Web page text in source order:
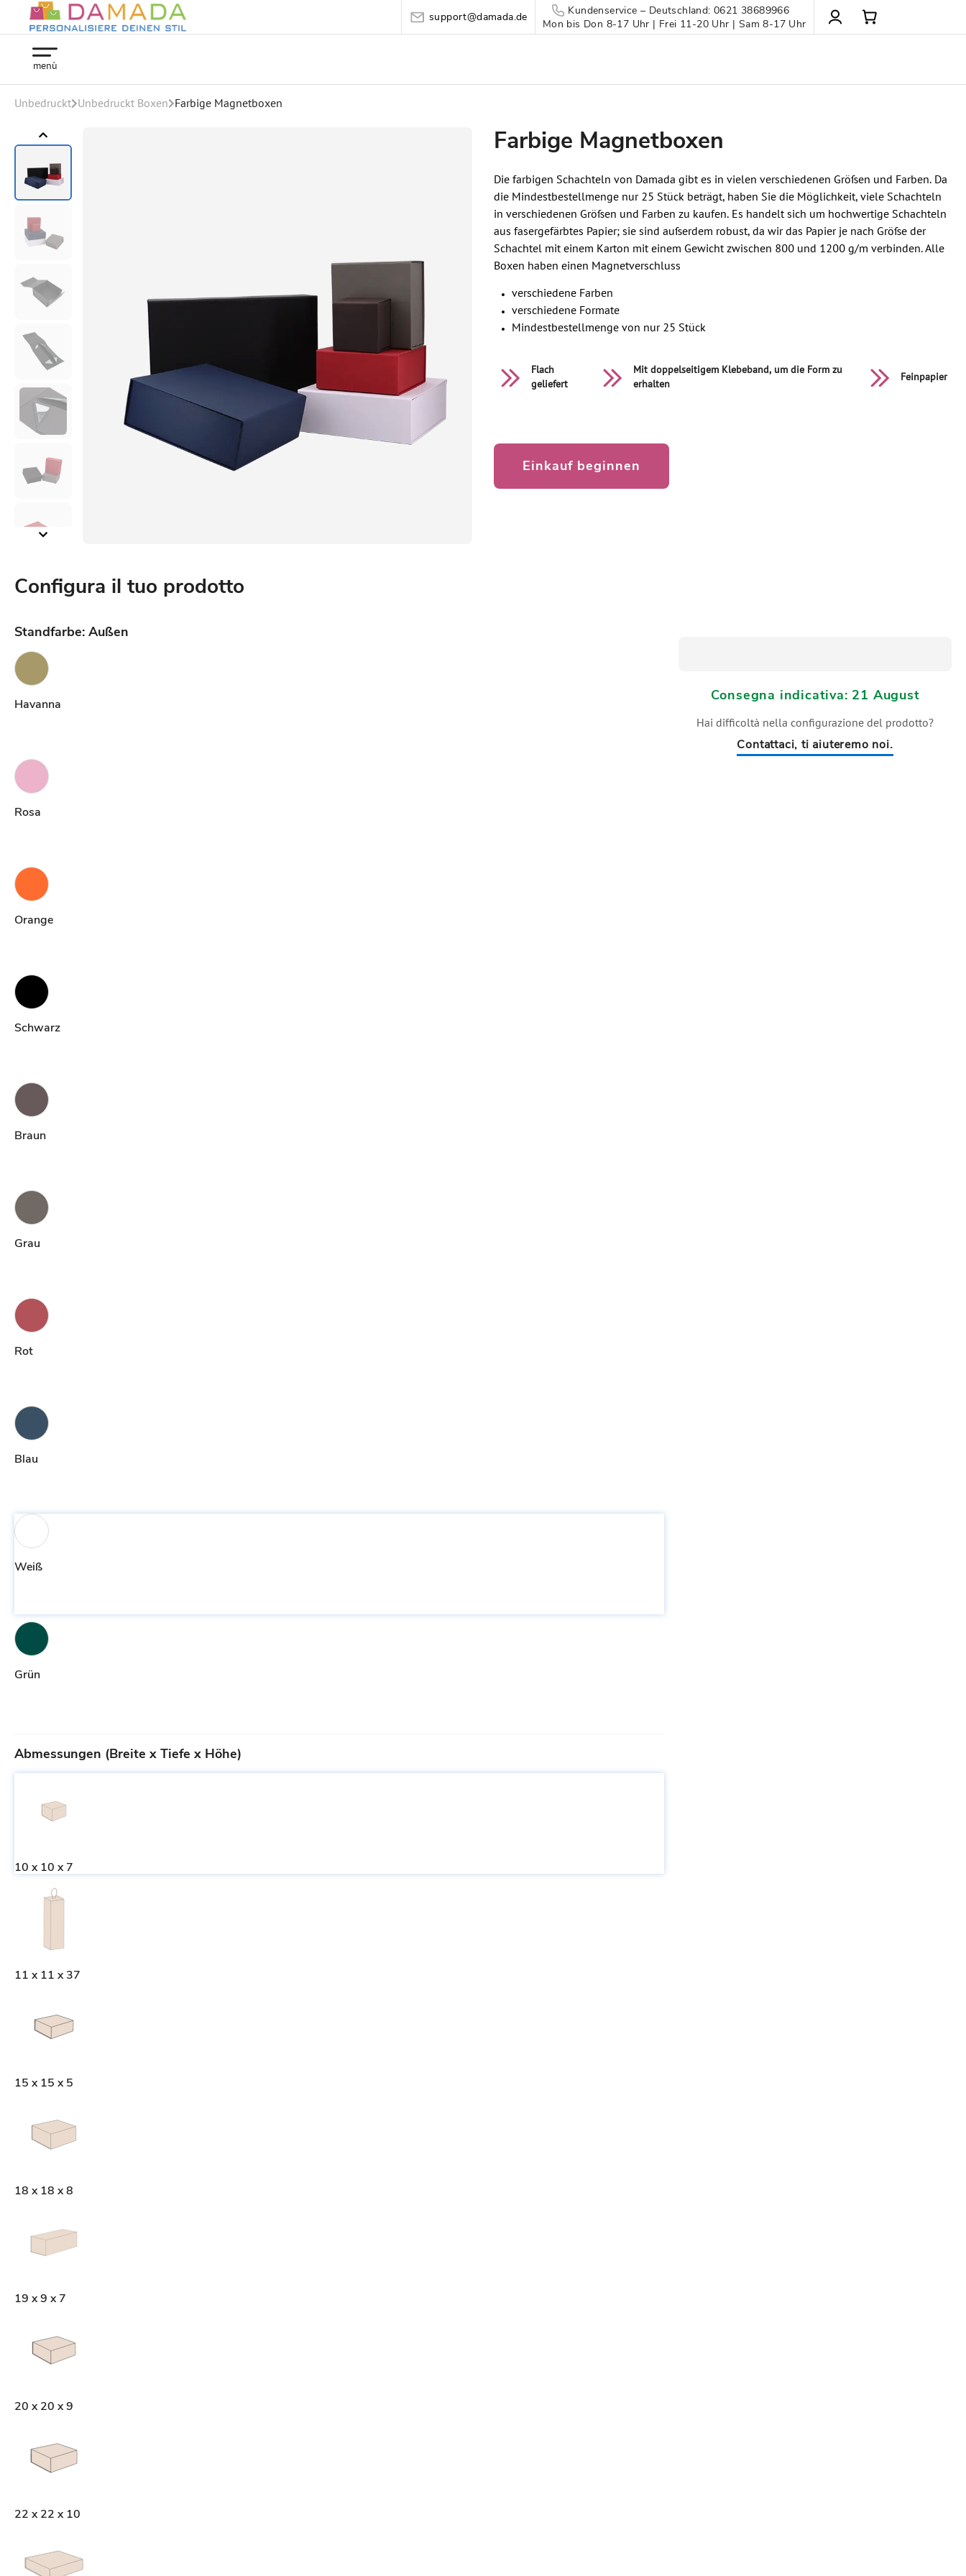
support@damada.de
Kundenservice – Deutschland: 0621 38689966
Mon bis Don 8-17 Uhr | Frei 11-20 Uhr | Sam 8-17 Uhr
menù
Unbedruckt Unbedruckt Boxen Farbige Magnetboxen
Farbige Magnetboxen
Die farbigen Schachteln von Damada gibt es in vielen verschiedenen Größen und Farben. Da
die Mindestbestellmenge nur 25 Stück beträgt, haben Sie die Möglichkeit, viele Schachteln
in verschiedenen Größen und Farben zu kaufen. Es handelt sich um hochwertige Schachteln
aus fasergefärbtes Papier; sie sind außerdem robust, da wir das Papier je nach Größe der
Schachtel mit einem Karton mit einem Gewicht zwischen 800 und 1200 g/m verbinden. Alle
Boxen haben einen Magnetverschluss
verschiedene Farben
verschiedene Formate
Mindestbestellmenge von nur 25 Stück
Flach
geliefert
Mit doppelseitigem Klebeband, um die Form zu
erhalten
Feinpapier
Einkauf beginnen
Configura il tuo prodotto
Standfarbe: Außen
Havanna
Rosa
Orange
Schwarz
Braun
Grau
Rot
Blau
Weiß
Grün
Abmessungen (Breite x Tiefe x Höhe)
10 x 10 x 7
11 x 11 x 37
15 x 15 x 5
18 x 18 x 8
19 x 9 x 7
20 x 20 x 9
22 x 22 x 10
Consegna indicativa: 21 August
Hai difficoltà nella configurazione del prodotto?
Contattaci, ti aiuteremo noi.